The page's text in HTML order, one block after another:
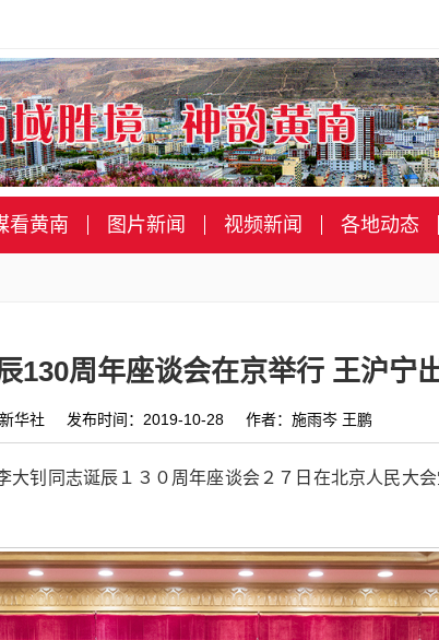
看黄南 图片新闻 视频新闻 各地动态
130周年座谈会在京举行 王沪宁
华社 发布时间：2019-10-28 作者：施雨岑 王鹏
大钊同志诞辰１３０周年座谈会２７日在北京人民大